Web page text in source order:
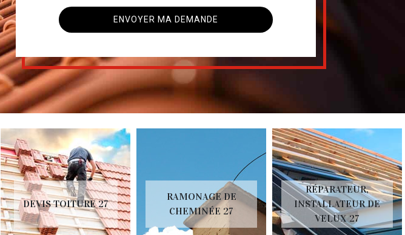
DEVIS TOITURE 27
RAMONAGE DE
CHEMINÉE 27
RÉPARATEUR,
INSTALLATEUR DE
VELUX 27